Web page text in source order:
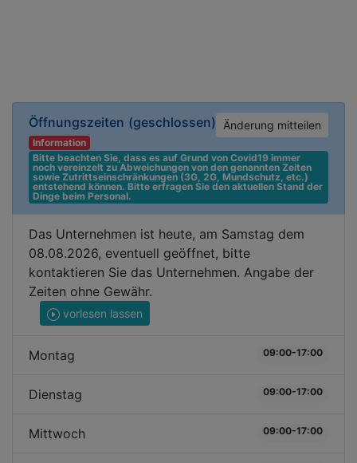
Öffnungszeiten (geschlossen) Änderung mitteilen
Information
Bitte beachten Sie, dass es auf Grund von Covid19 immer
noch vereinzelt zu Abweichungen von den genannten Zeiten
sowie Zutrittseinschränkungen (3G, 2G, Mundschutz, etc.)
entstehend können. Bitte erfragen Sie den aktuellen Stand der
Dinge beim Personal.
Das Unternehmen ist heute, am Samstag dem
08.08.2026, eventuell geöffnet, bitte
kontaktieren Sie das Unternehmen. Angabe der
Zeiten ohne Gewähr.
vorlesen lassen
Montag 09:00-17:00
Dienstag 09:00-17:00
Mittwoch 09:00-17:00